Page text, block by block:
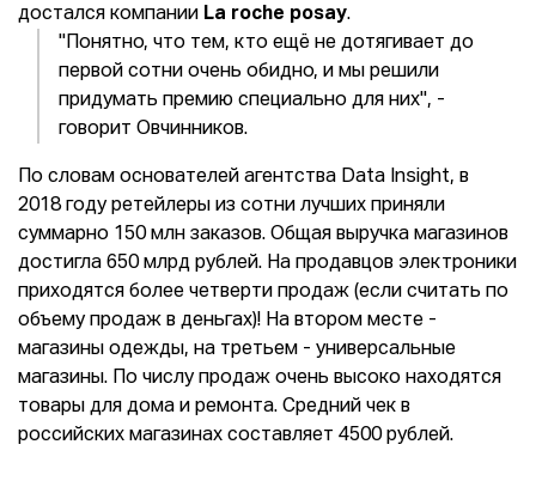
достался компании La roche posay.
"Понятно, что тем, кто ещё не дотягивает до
первой сотни очень обидно, и мы решили
придумать премию специально для них", -
говорит Овчинников.
По словам основателей агентства Data Insight, в
2018 году ретейлеры из сотни лучших приняли
суммарно 150 млн заказов. Общая выручка магазинов
достигла 650 млрд рублей. На продавцов электроники
приходятся более четверти продаж (если считать по
объему продаж в деньгах)! На втором месте -
магазины одежды, на третьем - универсальные
магазины. По числу продаж очень высоко находятся
товары для дома и ремонта. Средний чек в
российских магазинах составляет 4500 рублей.